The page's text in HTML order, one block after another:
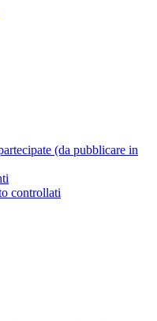
(da pubblicare in
controllati